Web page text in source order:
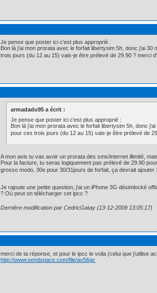
Je pense que poster ici c'est plus approprié :
Bon là j'ai mon prorata avec le forfait libertysim 5h, donc j'ai
trois jours (du 12 au 15) vais-je être prélevé de 29.90 ? merci
armadadu95 a écrit :
Je pense que poster ici c'est plus approprié :
Bon là j'ai mon prorata avec le forfait libertysim 5h, donc
pour ces trois jours (du 12 au 15) vais-je être prélevé de
A mon avis tu vas avoir un prorata des sms/internet illimité,
Pour la facture, tu seras logiquement pas prélevé de 29.90
grosso modo, 30e pour 30/31jours de forfait, ça devrait ajouter
Je rajoute une petite question, j'ai un iPhone 3G désimlocké
? Où peut on télécharger cet ipcc ?
Dernière modification par CedricGatay (13-12-2009 13:05:17)
merci de ta réponse, et pour le ipcc le voila (celui que j'utilise
http://www.sendspace.com/file/av56gc